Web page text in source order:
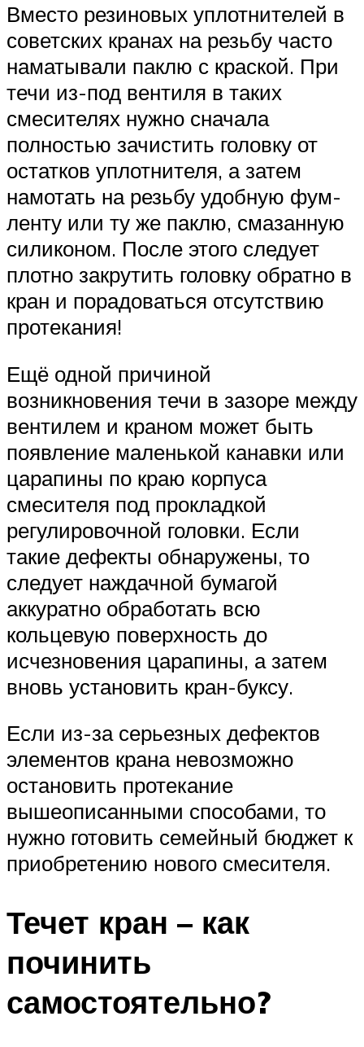
Вместо резиновых уплотнителей в
советских кранах на резьбу часто
наматывали паклю с краской. При
течи из-под вентиля в таких
смесителях нужно сначала
полностью зачистить головку от
остатков уплотнителя, а затем
намотать на резьбу удобную фум-
ленту или ту же паклю, смазанную
силиконом. После этого следует
плотно закрутить головку обратно в
кран и порадоваться отсутствию
протекания!
Ещё одной причиной
возникновения течи в зазоре между
вентилем и краном может быть
появление маленькой канавки или
царапины по краю корпуса
смесителя под прокладкой
регулировочной головки. Если
такие дефекты обнаружены, то
следует наждачной бумагой
аккуратно обработать всю
кольцевую поверхность до
исчезновения царапины, а затем
вновь установить кран-буксу.
Если из-за серьезных дефектов
элементов крана невозможно
остановить протекание
вышеописанными способами, то
нужно готовить семейный бюджет к
приобретению нового смесителя.
Течет кран – как
починить
самостоятельно?